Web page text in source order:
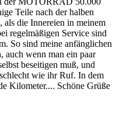
Teile nach der halben
als die Innereien in meinem
regelmäßigen Service sind
So sind meine anfänglichen
auch wenn man ein paar
beseitigen muß, und
wie ihr Ruf. In dem
Kilometer.... Schöne Grüße